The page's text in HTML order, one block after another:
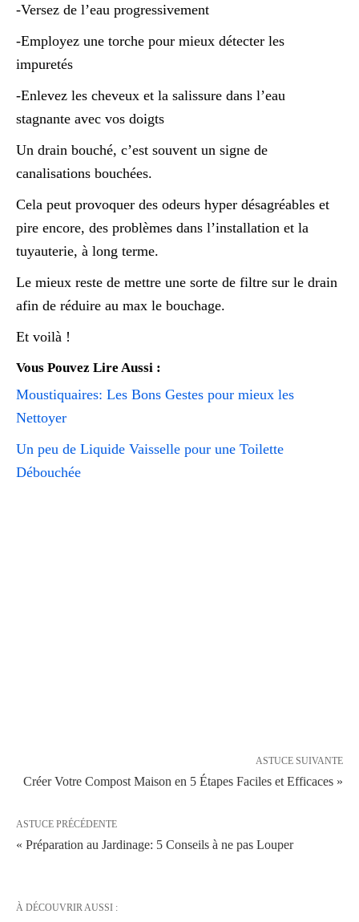
-Versez de l’eau progressivement
-Employez une torche pour mieux détecter les
impuretés
-Enlevez les cheveux et la salissure dans l’eau
stagnante avec vos doigts
Un drain bouché, c’est souvent un signe de
canalisations bouchées.
Cela peut provoquer des odeurs hyper désagréables et
pire encore, des problèmes dans l’installation et la
tuyauterie, à long terme.
Le mieux reste de mettre une sorte de filtre sur le drain
afin de réduire au max le bouchage.
Et voilà !
Vous Pouvez Lire Aussi :
Moustiquaires: Les Bons Gestes pour mieux les
Nettoyer
Un peu de Liquide Vaisselle pour une Toilette
Débouchée
ASTUCE SUIVANTE
Créer Votre Compost Maison en 5 Étapes Faciles et Efficaces »
ASTUCE PRÉCÉDENTE
« Préparation au Jardinage: 5 Conseils à ne pas Louper
À DÉCOUVRIR AUSSI :